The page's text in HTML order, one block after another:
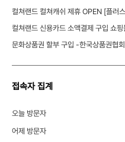
컬쳐랜드 컬쳐캐쉬 제휴 OPEN [플러
컬쳐랜드 신용카드 소액결제 구입 쇼핑
문화상품권 할부 구입 -한국상품권협
접속자 집계
오늘 방문자
어제 방문자